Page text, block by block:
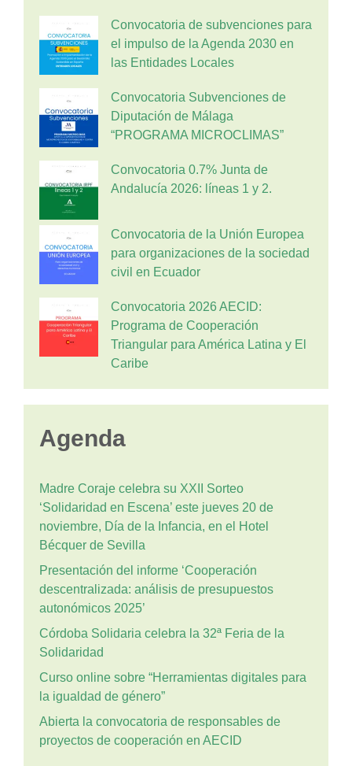
Convocatoria de subvenciones para
el impulso de la Agenda 2030 en
las Entidades Locales
Convocatoria Subvenciones de
Diputación de Málaga
“PROGRAMA MICROCLIMAS”
Convocatoria 0.7% Junta de
Andalucía 2026: líneas 1 y 2.
Convocatoria de la Unión Europea
para organizaciones de la sociedad
civil en Ecuador
Convocatoria 2026 AECID:
Programa de Cooperación
Triangular para América Latina y El
Caribe
Agenda
Madre Coraje celebra su XXII Sorteo
‘Solidaridad en Escena’ este jueves 20 de
noviembre, Día de la Infancia, en el Hotel
Bécquer de Sevilla
Presentación del informe ‘Cooperación
descentralizada: análisis de presupuestos
autonómicos 2025’
Córdoba Solidaria celebra la 32ª Feria de la
Solidaridad
Curso online sobre “Herramientas digitales para
la igualdad de género”
Abierta la convocatoria de responsables de
proyectos de cooperación en AECID